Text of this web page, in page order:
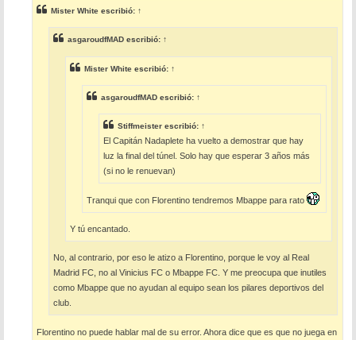
a
j
e
Mister White escribió: ↑
asgaroudfMAD escribió: ↑
Mister White escribió: ↑
asgaroudfMAD escribió: ↑
Stiffmeister escribió: ↑
El Capitán Nadaplete ha vuelto a demostrar que hay
luz la final del túnel. Solo hay que esperar 3 años más
(si no le renuevan)
Tranqui que con Florentino tendremos Mbappe para rato
Y tú encantado.
No, al contrario, por eso le atizo a Florentino, porque le voy al Real
Madrid FC, no al Vinicius FC o Mbappe FC. Y me preocupa que inutiles
como Mbappe que no ayudan al equipo sean los pilares deportivos del
club.
Florentino no puede hablar mal de su error. Ahora dice que es que no juega en